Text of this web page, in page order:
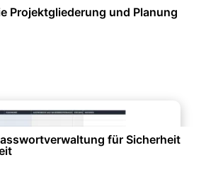
Projektgliederung und Planung
für Sicherheit